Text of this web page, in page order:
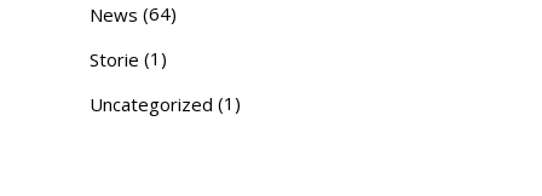
News (64)
Storie (1)
Uncategorized (1)